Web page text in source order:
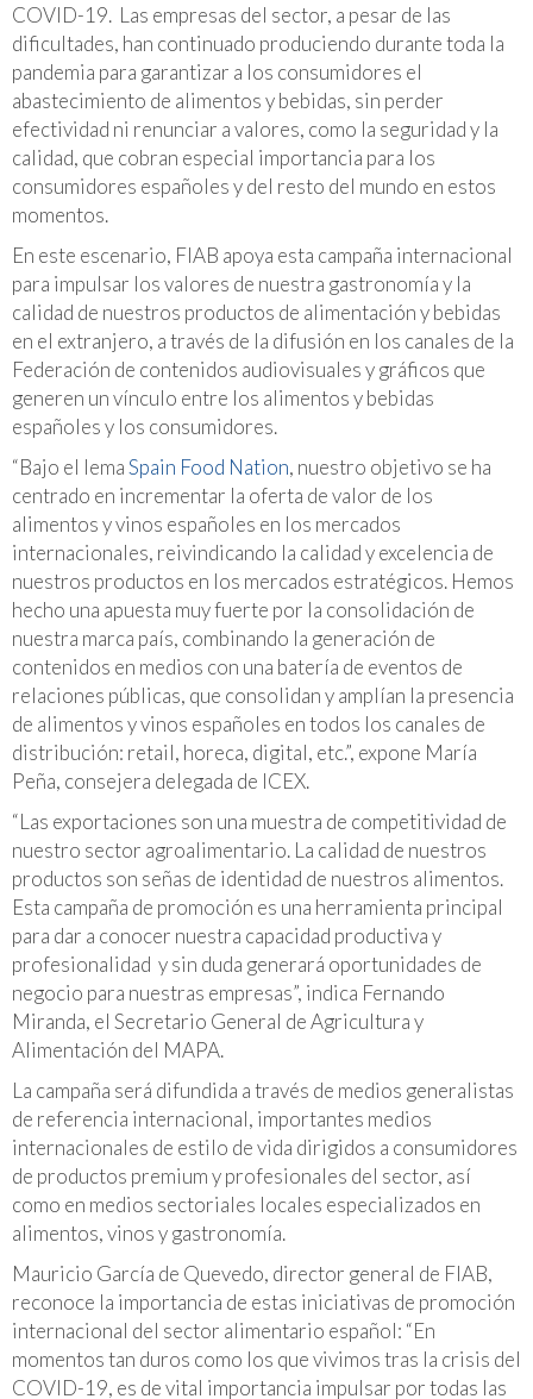
COVID-19. Las empresas del sector, a pesar de las
dificultades, han continuado produciendo durante toda la
pandemia para garantizar a los consumidores el
abastecimiento de alimentos y bebidas, sin perder
efectividad ni renunciar a valores, como la seguridad y la
calidad, que cobran especial importancia para los
consumidores españoles y del resto del mundo en estos
momentos.
En este escenario, FIAB apoya esta campaña internacional
para impulsar los valores de nuestra gastronomía y la
calidad de nuestros productos de alimentación y bebidas
en el extranjero, a través de la difusión en los canales de la
Federación de contenidos audiovisuales y gráficos que
generen un vínculo entre los alimentos y bebidas
españoles y los consumidores.
“Bajo el lemaSpain Food Nation, nuestro objetivo se ha
centrado en incrementar la oferta de valor de los
alimentos y vinos españoles en los mercados
internacionales, reivindicando la calidad y excelencia de
nuestros productos en los mercados estratégicos. Hemos
hecho una apuesta muy fuerte por la consolidación de
nuestra marca país, combinando la generación de
contenidos en medios con una batería de eventos de
relaciones públicas, que consolidan y amplían la presencia
de alimentos y vinos españoles en todos los canales de
distribución: retail, horeca, digital, etc.”, expone María
Peña, consejera delegada de ICEX.
“Las exportaciones son una muestra de competitividad de
nuestro sector agroalimentario. La calidad de nuestros
productos son señas de identidad de nuestros alimentos.
Esta campaña de promoción es una herramienta principal
para dar a conocer nuestra capacidad productiva y
profesionalidad y sin duda generará oportunidades de
negocio para nuestras empresas”, indica Fernando
Miranda, el Secretario General de Agricultura y
Alimentación del MAPA.
La campaña será difundida a través de medios generalistas
de referencia internacional, importantes medios
internacionales de estilo de vida dirigidos a consumidores
de productos premium y profesionales del sector, así
como en medios sectoriales locales especializados en
alimentos, vinos y gastronomía.
Mauricio García de Quevedo, director general de FIAB,
reconoce la importancia de estas iniciativas de promoción
internacional del sector alimentario español: “En
momentos tan duros como los que vivimos tras la crisis del
COVID-19, es de vital importancia impulsar por todas las